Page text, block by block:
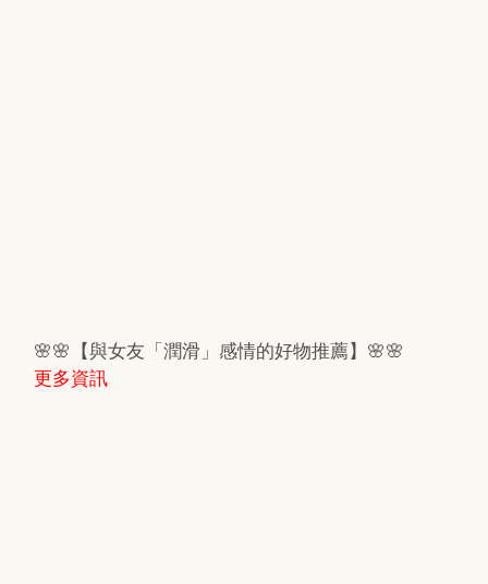
🌸🌸【與女友「潤滑」感情的好物推薦】🌸🌸
更多資訊